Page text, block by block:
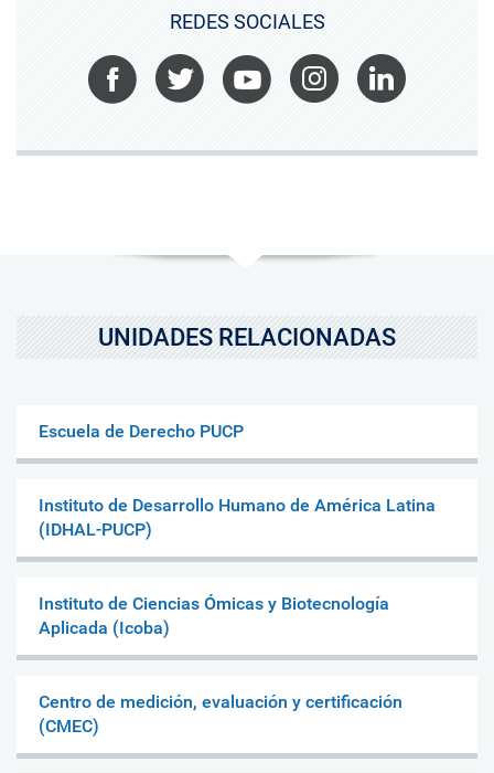
REDES SOCIALES
Facebook Twitter Youtube Instagram
UNIDADES RELACIONADAS
Escuela de Derecho PUCP
Instituto de Desarrollo Humano de América Latina
(IDHAL-PUCP)
Instituto de Ciencias Ómicas y Biotecnología
Aplicada (Icoba)
Centro de medición, evaluación y certificación
(CMEC)